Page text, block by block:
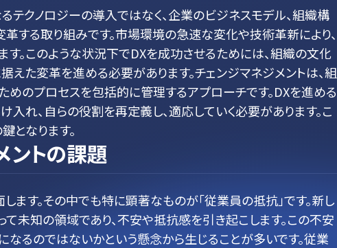
るテクノロジーの導入ではなく、企業のビジネスモデル、組織構
する取り組みです。市場環境の急速な変化や技術革新により、
。このような状況下でDXを成功させるためには、組織の文化
た変革を進める必要があります。チェンジマネジメントは、組
めのプロセスを包括的に管理するアプローチです。DXを進める
れ、自らの役割を再定義し、適応していく必要があります。こ
となります。
ントの課題
す。その中でも特に顕著なものが「従業員の抵抗」です。新し
未知の領域であり、不安や抵抗感を引き起こします。この不安
るのではないかという懸念から生じることが多いです。従業